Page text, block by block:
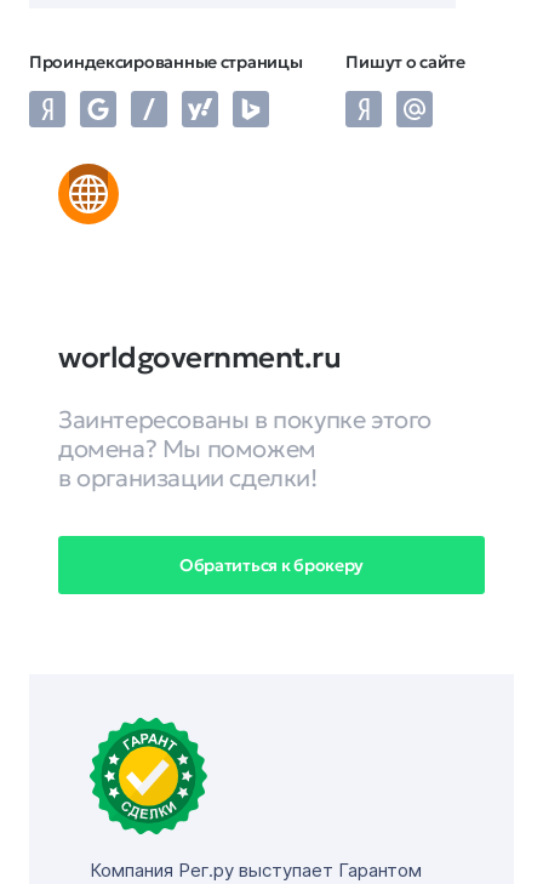
Проиндексированные страницы Пишут о сайте
worldgovernment.ru
Заинтересованы в покупке этого
домена? Мы поможем
в организации сделки!
Обратиться к брокеру
Компания Рег.ру выступает Гарантом